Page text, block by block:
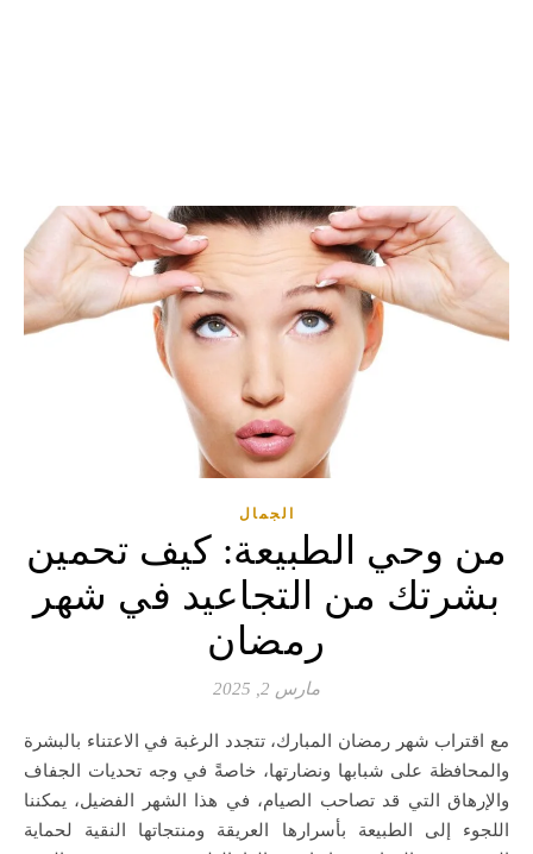
الجمال
من وحي الطبيعة: كيف تحمين
بشرتك من التجاعيد في شهر
رمضان
مارس 2, 2025
مع اقتراب شهر رمضان المبارك، تتجدد الرغبة في الاعتناء بالبشرة
والمحافظة على شبابها ونضارتها، خاصةً في وجه تحديات الجفاف
والإرهاق التي قد تصاحب الصيام، في هذا الشهر الفضيل، يمكننا
اللجوء إلى الطبيعة بأسرارها العريقة ومنتجاتها النقية لحماية